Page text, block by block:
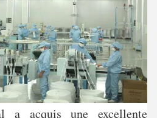
a acquis une excellente